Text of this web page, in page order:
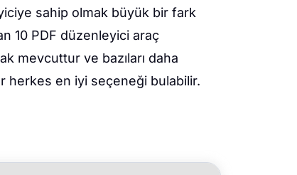
sahip olmak büyük bir fark
10 PDF düzenleyici araç
mevcuttur ve bazıları daha
herkes en iyi seçeneği bulabilir.